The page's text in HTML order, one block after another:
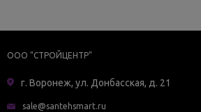
ООО "СТРОЙЦЕНТР"
г. Воронеж, ул. Донбасская, д. 21
sale@santehsmart.ru